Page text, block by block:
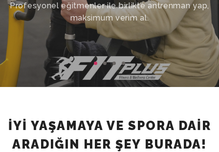
Profesyonel eğitmenler ile birlikte antrenman yap,
maksimum verim al.
İYİ YAŞAMAYA VE SPORA DAİR
ARADIĞIN HER ŞEY BURADA!